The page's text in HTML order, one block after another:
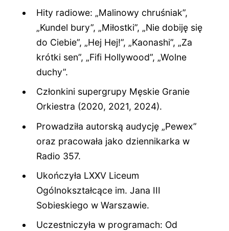
Hity radiowe: „Malinowy chruśniak”,
„Kundel bury”, „Miłostki”, „Nie dobiję się
do Ciebie”, „Hej Hej!”, „Kaonashi”, „Za
krótki sen”, „Fifi Hollywood”, „Wolne
duchy”.
Członkini supergrupy Męskie Granie
Orkiestra (2020, 2021, 2024).
Prowadziła autorską audycję „Pewex”
oraz pracowała jako dziennikarka w
Radio 357.
Ukończyła LXXV Liceum
Ogólnokształcące im. Jana III
Sobieskiego w Warszawie.
Uczestniczyła w programach: Od